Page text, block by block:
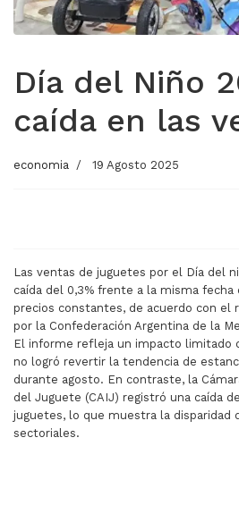
Día del Niño
caída en las
economia 19 Agosto 2025
Las ventas de juguetes por el Día del
caída del 0,3% frente a la misma fecha
precios constantes, de acuerdo con el
por la Confederación Argentina de la
El informe refleja un impacto limitado
no logró revertir la tendencia de
durante agosto. En contraste, la
del Juguete (CAIJ) registró una caída
juguetes, lo que muestra la disparidad
sectoriales.